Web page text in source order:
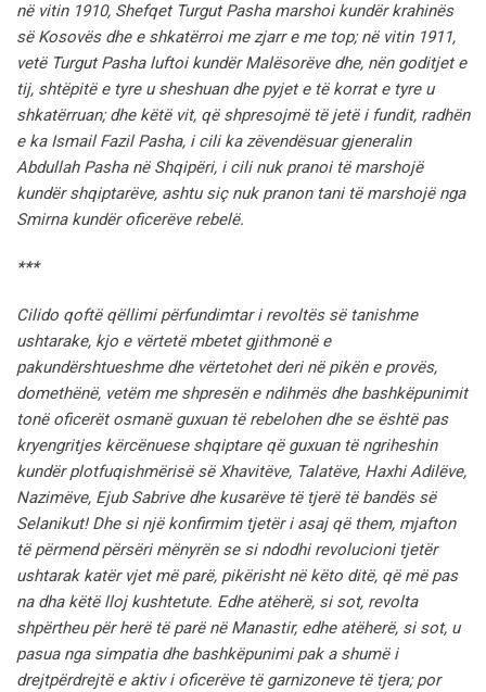
në vitin 1910, Shefqet Turgut Pasha marshoi kundër krahinës
së Kosovës dhe e shkatërroi me zjarr e me top; në vitin 1911,
vetë Turgut Pasha luftoi kundër Malësorëve dhe, nën goditjet e
tij, shtëpitë e tyre u sheshuan dhe pyjet e të korrat e tyre u
shkatërruan; dhe këtë vit, që shpresojmë të jetë i fundit, radhën
e ka Ismail Fazil Pasha, i cili ka zëvendësuar gjeneralin
Abdullah Pasha në Shqipëri, i cili nuk pranoi të marshojë
kundër shqiptarëve, ashtu siç nuk pranon tani të marshojë nga
Smirna kundër oficerëve rebelë.
***
Cilido qoftë qëllimi përfundimtar i revoltës së tanishme
ushtarake, kjo e vërtetë mbetet gjithmonë e
pakundërshtueshme dhe vërtetohet deri në pikën e provës,
domethënë, vetëm me shpresën e ndihmës dhe bashkëpunimit
tonë oficerët osmanë guxuan të rebelohen dhe se është pas
kryengritjes kërcënuese shqiptare që guxuan të ngriheshin
kundër plotfuqishmërisë së Xhavitëve, Talatëve, Haxhi Adilëve,
Nazimëve, Ejub Sabrive dhe kusarëve të tjerë të bandës së
Selanikut! Dhe si një konfirmim tjetër i asaj që them, mjafton
të përmend përsëri mënyrën se si ndodhi revolucioni tjetër
ushtarak katër vjet më parë, pikërisht në këto ditë, që më pas
na dha këtë lloj kushtetute. Edhe atëherë, si sot, revolta
shpërtheu për herë të parë në Manastir, edhe atëherë, si sot, u
pasua nga simpatia dhe bashkëpunimi pak a shumë i
drejtpërdrejtë e aktiv i oficerëve të garnizoneve të tjera; por